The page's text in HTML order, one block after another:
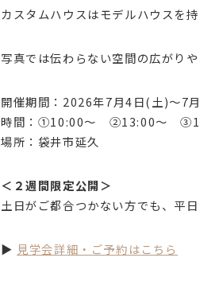
カスタムハウスはモデルハウスを
写真では伝わらない空間の広がり
開催期間：2026年7月4日(土)～7
時間：①10:00～ ②13:00～
場所：袋井市延久
＜２週間限定公開＞
土日がご都合つかない方でも、平
▶ 見学会詳細・ご予約はこちら